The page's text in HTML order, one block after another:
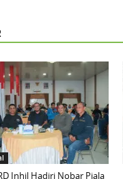
Inhil Hadiri Nobar Piala